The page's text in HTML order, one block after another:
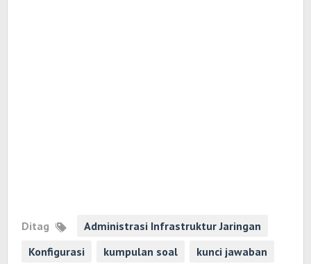
Ditag
Administrasi Infrastruktur Jaringan
Konfigurasi
kumpulan soal kunci jawaban